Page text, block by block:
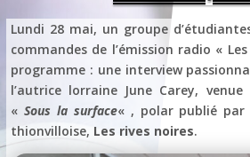
Lundi 28 mai, un groupe
commandes de l’émission radio «
programme : une interview
l’autrice lorraine June Carey,
« Sous la surface« , polar publié par
thionvilloise, Les rives noires.